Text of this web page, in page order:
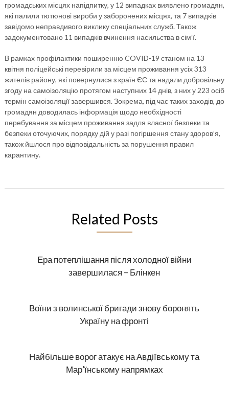
громадських місцях напідпитку, у 12 випадках виявлено громадян,
які палили тютюнові вироби у заборонених місцях, та 7 випадків
завідомо неправдивого виклику спеціальних служб. Також
задокументовано 11 випадків вчинення насильства в сім’ї.
В рамках профілактики поширенню COVID-19 станом на 13
квітня поліцейські перевірили за місцем проживання усіх 313
жителів району, які повернулися з країн ЄС та надали добровільну
згоду на самоізоляцію протягом наступних 14 днів, з них у 223 осіб
термін самоізоляції завершився. Зокрема, під час таких заходів, до
громадян доводилась інформація щодо необхідності
перебування за місцем проживання задля власної безпеки та
безпеки оточуючих, порядку дій у разі погіршення стану здоров’я,
також йшлося про відповідальність за порушення правил
карантину.
Related Posts
Ера потеплішання після холодної війни
завершилася – Блінкен
Воїни з волинської бригади знову боронять
Україну на фронті
Найбільше ворог атакує на Авдіївському та
Мар’їнському напрямках